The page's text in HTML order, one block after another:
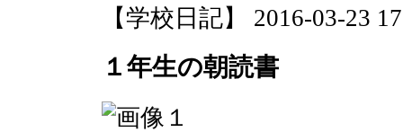
【学校日記】 2016-03-23
１年生の朝読書